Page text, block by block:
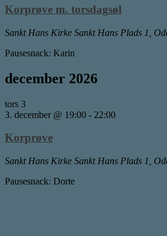
Korprøve m. torsdagsøl
Sankt Hans Kirke Sankt Hans Plads 1,
Pausesnack: Karin
december 2026
tors 3
3. december @ 19:00 - 22:00
Korprøve
Sankt Hans Kirke Sankt Hans Plads 1,
Pausesnack: Dorte